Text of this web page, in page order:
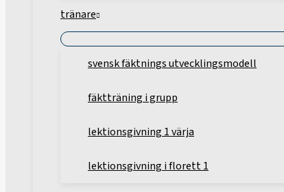
tränare
svensk fäktnings utvecklingsmodell
fäktträning i grupp
lektionsgivning 1 värja
lektionsgivning i florett 1